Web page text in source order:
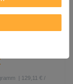
Nori
(6x
und
| 129,11 € /